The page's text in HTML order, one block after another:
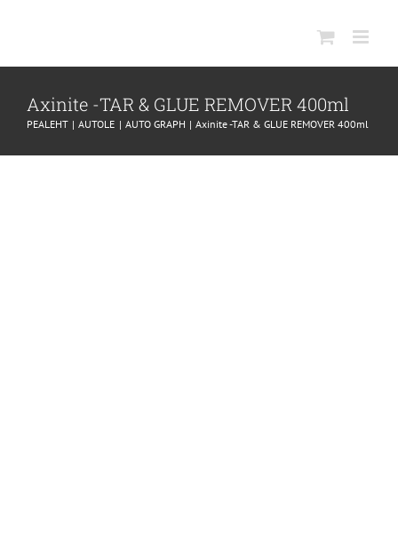
Axinite -TAR & GLUE REMOVER 400ml
PEALEHT AUTOLE AUTO GRAPH Axinite -TAR & GLUE REMOVER 400ml